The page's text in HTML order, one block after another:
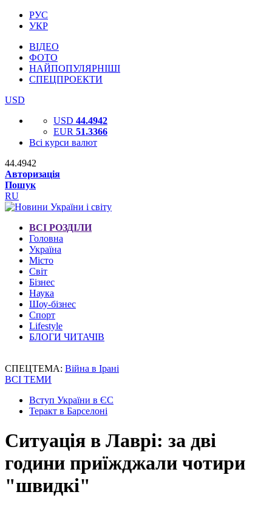
РУС
УКР
ВІДЕО
ФОТО
НАЙПОПУЛЯРНІШІ
СПЕЦПРОЕКТИ
USD
USD 44.4942
EUR 51.3366
Всі курси валют
44.4942
Авторизація
Пошук
RU
ВСІ РОЗДІЛИ
Головна
Україна
Місто
Світ
Бізнес
Наука
Шоу-бізнес
Спорт
Lifestyle
БЛОГИ ЧИТАЧІВ
СПЕЦТЕМА: Війна в Ірані
ВСІ ТЕМИ
Вступ України в ЄС
Теракт в Барселоні
Ситуація в Лаврі: за дві
години приїжджали чотири
"швидкі"